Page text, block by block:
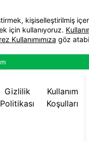
Gizlilik
Politikası
Kullanım
Koşulları